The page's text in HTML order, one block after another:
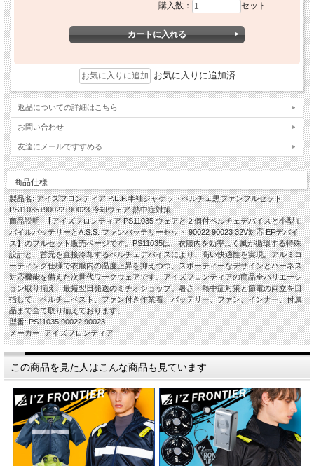
購入数： セット
お気に入りに追加済
返品についての詳細はこちら
お問い合わせ
友達にメールですすめる
商品仕様
製品名: アイズフロンティア P.E.F.半袖ジャケットペルチェ黒ファンフルセット
PS11035+90022+90023 冷却ウェア 熱中症対策
商品説明: 【アイズフロンティア PS11035 ウェアと２個付ペルチェデバイスと小型モ
バイルバッテリーとA.S.S. ファンバッテリーセット 90022 90023 32V対応 EFデバイ
ス】のフルセット販売ページです。PS11035は、衣服内を効率よく風が循環する特殊
設計と、首元を直接冷却するペルチェデバイスにより、高い快適性を実現。アルミコ
ーティング仕様で衣服内の温度上昇を抑えつつ、スポーティーなデザインとハーネス
対応機能を備えた次世代ワークウェアです。アイズフロンティアの商品全バリエーシ
ョン取り揃え、最短翌日発送のミチオショップ。暑さ・熱中症対策と節電の両立を目
指して、ペルチェベスト、ファン付き作業着、バッテリー、ファン、インナー、付属
品まで全て取り揃えております。
型番: PS11035 90022 90023
メーカー: アイズフロンティア
この商品を見た人はこんな商品も見ています